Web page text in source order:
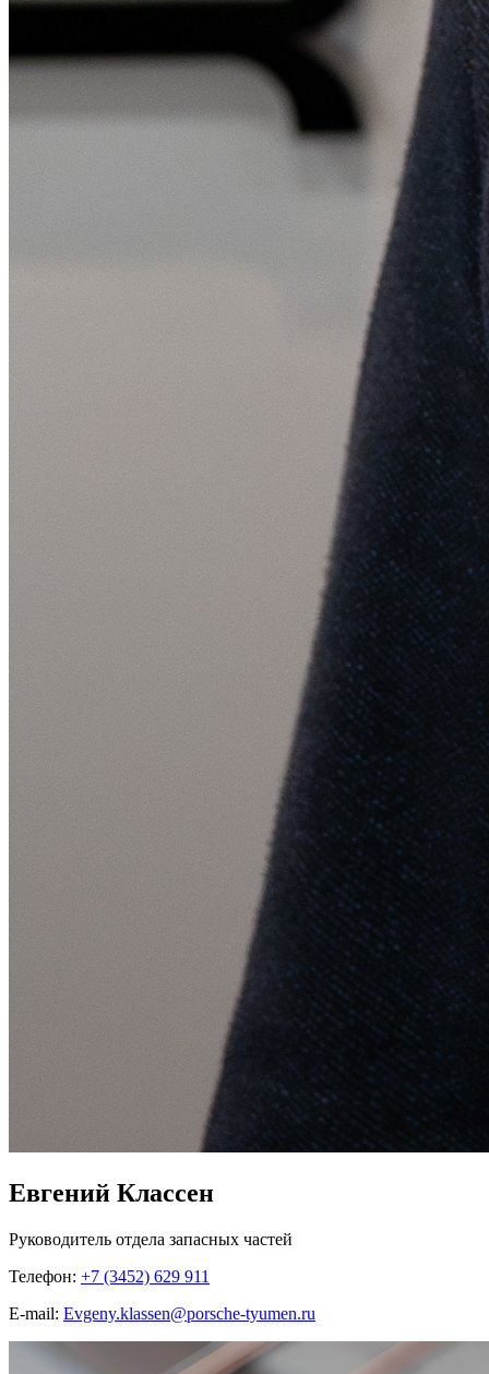
Евгений Классен
Руководитель отдела запасных частей
Телефон: +7 (3452) 629 911
E-mail: Evgeny.klassen@porsche-tyumen.ru